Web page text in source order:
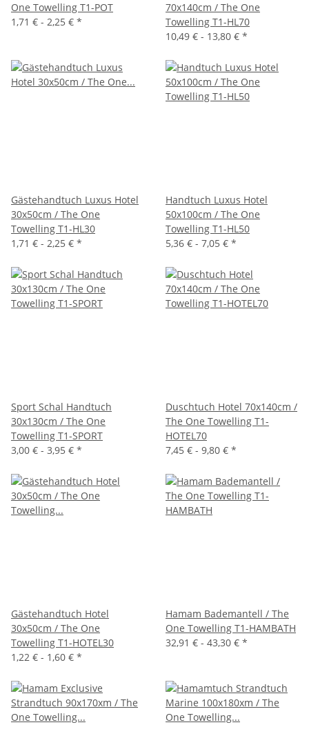
One Towelling T1-POT
1,71 € - 2,25 € *
70x140cm / The One
Towelling T1-HL70
10,49 € - 13,80 € *
Gästehandtuch Luxus Hotel
30x50cm / The One
Towelling T1-HL30
1,71 € - 2,25 € *
Handtuch Luxus Hotel
50x100cm / The One
Towelling T1-HL50
5,36 € - 7,05 € *
Sport Schal Handtuch
30x130cm / The One
Towelling T1-SPORT
3,00 € - 3,95 € *
Duschtuch Hotel 70x140cm /
The One Towelling T1-
HOTEL70
7,45 € - 9,80 € *
Gästehandtuch Hotel
30x50cm / The One
Towelling T1-HOTEL30
1,22 € - 1,60 € *
Hamam Bademantell / The
One Towelling T1-HAMBATH
32,91 € - 43,30 € *